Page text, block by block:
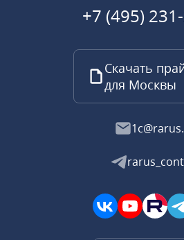
+7 (495)
Скачать
для Москвы